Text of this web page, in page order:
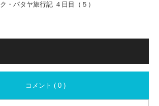
ク・パタヤ旅行記 ４日目（５）
コメント ( 0 )